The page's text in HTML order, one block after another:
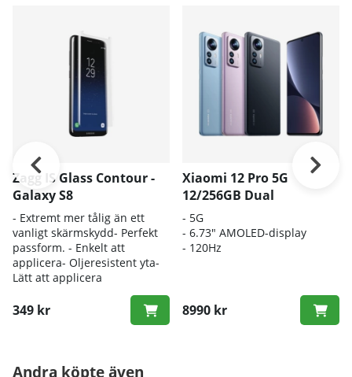
Zagg IS Glass Contour -
Galaxy S8
- Extremt mer tålig än ett
vanligt skärmskydd- Perfekt
passform. - Enkelt att
applicera- Oljeresistent yta-
Lätt att applicera
349 kr
Xiaomi 12 Pro 5G
12/256GB Dual
- 5G
- 6.73" AMOLED-display
- 120Hz
8990 kr
Andra köpte även